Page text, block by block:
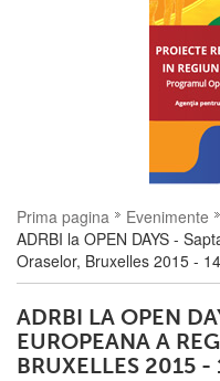
Prima pagina
Evenimente
ADRBI la OPEN DAYS -
Oraselor, Bruxelles 2015 -
ADRBI LA OPEN
EUROPEANA A
BRUXELLES 2015